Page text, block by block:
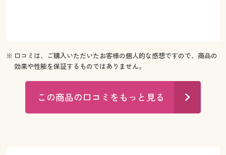
※ 口コミは、ご購入いただいたお客様の個人的な感想ですので、商品の
効果や性能を保証するものではありません。
この商品の口コミをもっと見る